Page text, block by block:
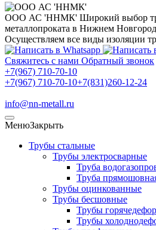
ООО АС 'ННМК' Широкий выбор
металлопроката в Нижнем
Осуществляем все виды изоляции
Свяжитесь с нами Обратный звонок
+7(967) 710-70-10
+7(967) 710-70-10+7(831)260-12-24
info@nn-metall.ru
МенюЗакрыть
Трубы стальные
Трубы электросварные
Труба
Труба
Трубы оцинкованные
Трубы бесшовные
Трубы
Трубы